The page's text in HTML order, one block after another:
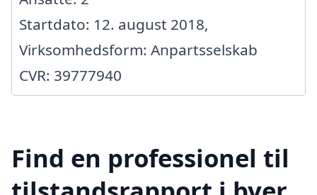
Startdato: 12. august 2018,
Virksomhedsform: Anpartsselskab
CVR: 39777940
Find en professionel til